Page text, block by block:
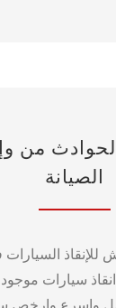
من
الصيانة
سيارات موجود